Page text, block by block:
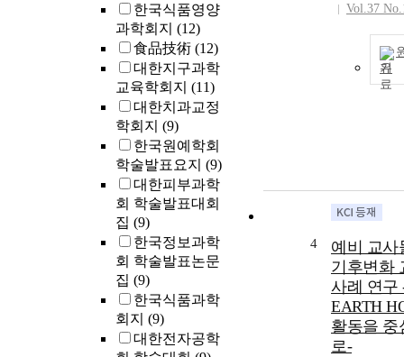
한국식품영양
과학회지 (12)
食品技術 (12)
대한지구과학
교육학회지 (11)
대한치과교정
학회지 (9)
한국원예학회
학술발표요지 (9)
대한피부과학
회 학술발표대회
집 (9)
한국정보과학
회 학술발표논문
집 (9)
한국식품과학
회지 (9)
대한전자공학
Vol.37
기
4
예비 교사
기후변화
사례 연구
EARTH
활동을 중
로-